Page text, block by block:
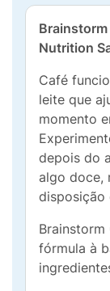
Nutrition
Café
leite que
momento
depois do
algo doce,
disposição
fórmula à